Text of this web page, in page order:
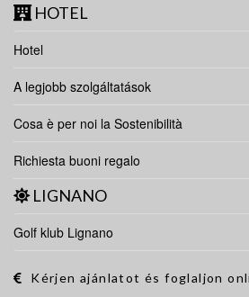
HOTEL
Hotel
A legjobb szolgáltatások
Cosa è per noi la Sostenibilità
Richiesta buoni regalo
LIGNANO
Golf klub Lignano
Kérjen ajánlatot és foglaljon